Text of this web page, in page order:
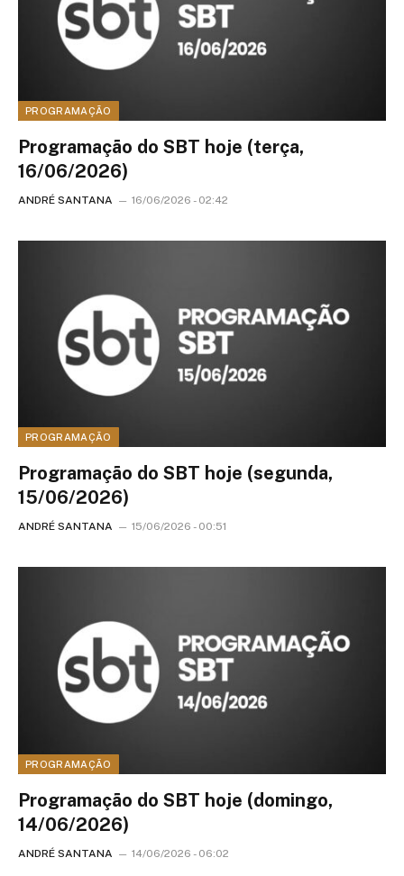
PROGRAMAÇÃO
Programação do SBT hoje (terça,
16/06/2026)
ANDRÉ SANTANA 16/06/2026 - 02:42
PROGRAMAÇÃO
Programação do SBT hoje (segunda,
15/06/2026)
ANDRÉ SANTANA 15/06/2026 - 00:51
PROGRAMAÇÃO
Programação do SBT hoje (domingo,
14/06/2026)
ANDRÉ SANTANA 14/06/2026 - 06:02